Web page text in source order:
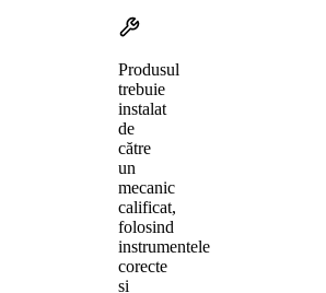
Produsul
trebuie
instalat
de
către
un
mecanic
calificat,
folosind
instrumentele
corecte
și